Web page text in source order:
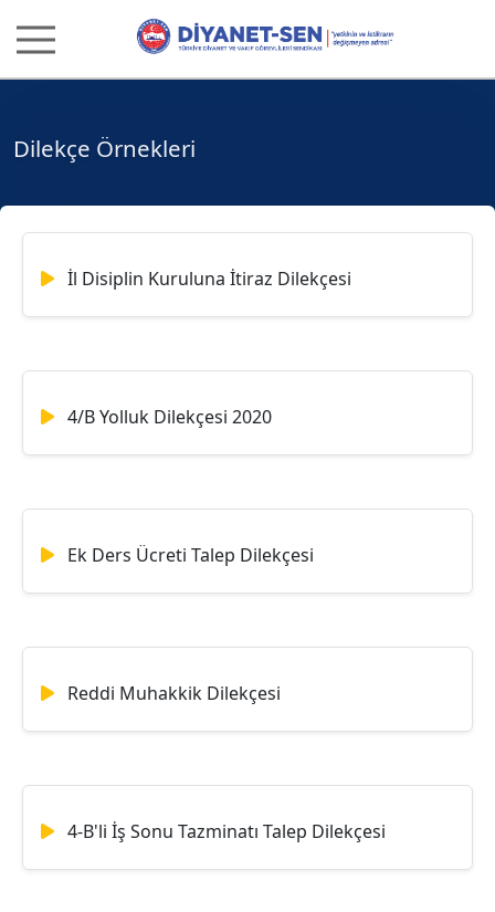
Dilekçe Örnekleri
İl Disiplin Kuruluna İtiraz Dilekçesi
4/B Yolluk Dilekçesi 2020
Ek Ders Ücreti Talep Dilekçesi
Reddi Muhakkik Dilekçesi
4-B'li İş Sonu Tazminatı Talep Dilekçesi